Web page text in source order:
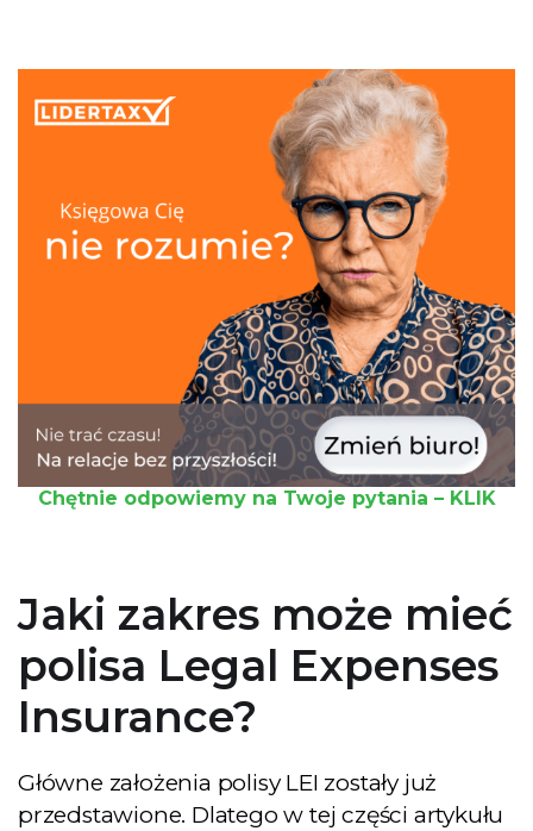
Chętnie odpowiemy na Twoje pytania – KLIK
Jaki zakres może mieć
polisa Legal Expenses
Insurance?
Główne założenia polisy LEI zostały już
przedstawione. Dlatego w tej części artykułu